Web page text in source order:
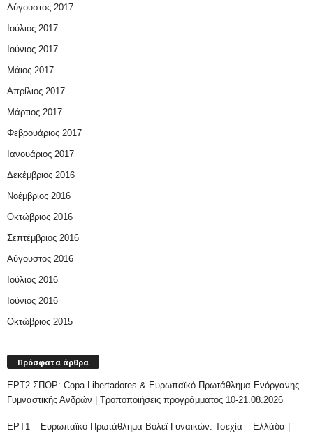
Αύγουστος 2017
Ιούλιος 2017
Ιούνιος 2017
Μάιος 2017
Απρίλιος 2017
Μάρτιος 2017
Φεβρουάριος 2017
Ιανουάριος 2017
Δεκέμβριος 2016
Νοέμβριος 2016
Οκτώβριος 2016
Σεπτέμβριος 2016
Αύγουστος 2016
Ιούλιος 2016
Ιούνιος 2016
Οκτώβριος 2015
Πρόσφατα άρθρα
ΕΡΤ2 ΣΠΟΡ: Copa Libertadores & Ευρωπαϊκό Πρωτάθλημα Ενόργανης
Γυμναστικής Ανδρών | Τροποποιήσεις προγράμματος 10-21.08.2026
ΕΡΤ1 – Ευρωπαϊκό Πρωτάθλημα Βόλεϊ Γυναικών: Τσεχία – Ελλάδα |